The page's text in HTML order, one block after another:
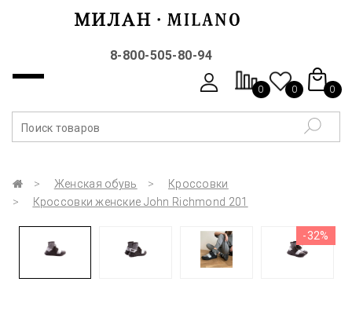
8-800-505-80-94
0 0 0
Женская обувь
Кроссовки
Кроссовки женские John Richmond 201
-32%